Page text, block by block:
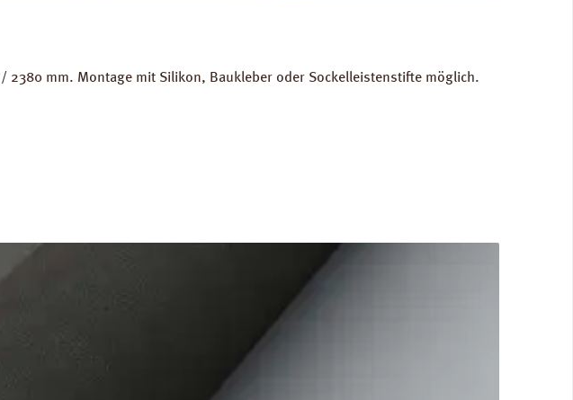
2380 mm. Montage mit Silikon, Baukleber oder Sockelleistenstifte möglich.